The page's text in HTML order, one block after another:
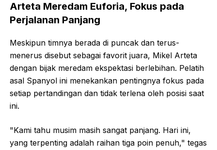
Arteta Meredam Euforia, Fokus pada
Perjalanan Panjang
Meskipun timnya berada di puncak dan terus-
menerus disebut sebagai favorit juara, Mikel Arteta
dengan bijak meredam ekspektasi berlebihan. Pelatih
asal Spanyol ini menekankan pentingnya fokus pada
setiap pertandingan dan tidak terlena oleh posisi saat
ini.
"Kami tahu musim masih sangat panjang. Hari ini,
yang terpenting adalah raihan tiga poin penuh," tegas